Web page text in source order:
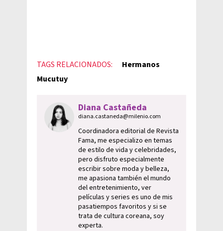
TAGS RELACIONADOS:
Hermanos
Mucutuy
Diana Castañeda
diana.castaneda@milenio.com
Coordinadora editorial de Revista
Fama, me especializo en temas
de estilo de vida y celebridades,
pero disfruto especialmente
escribir sobre moda y belleza,
me apasiona también el mundo
del entretenimiento, ver
películas y series es uno de mis
pasatiempos favoritos y si se
trata de cultura coreana, soy
experta.